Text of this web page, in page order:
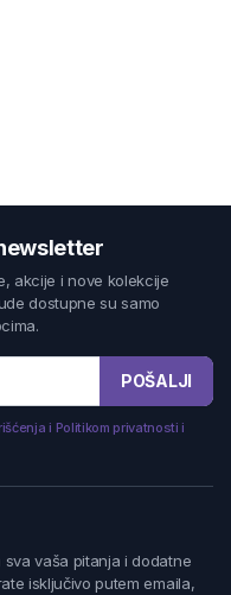
akcije i nove kolekcije
dostupne su samo
POŠALJI
i Politikom privatnosti i
vaša pitanja i dodatne
isključivo putem emaila,